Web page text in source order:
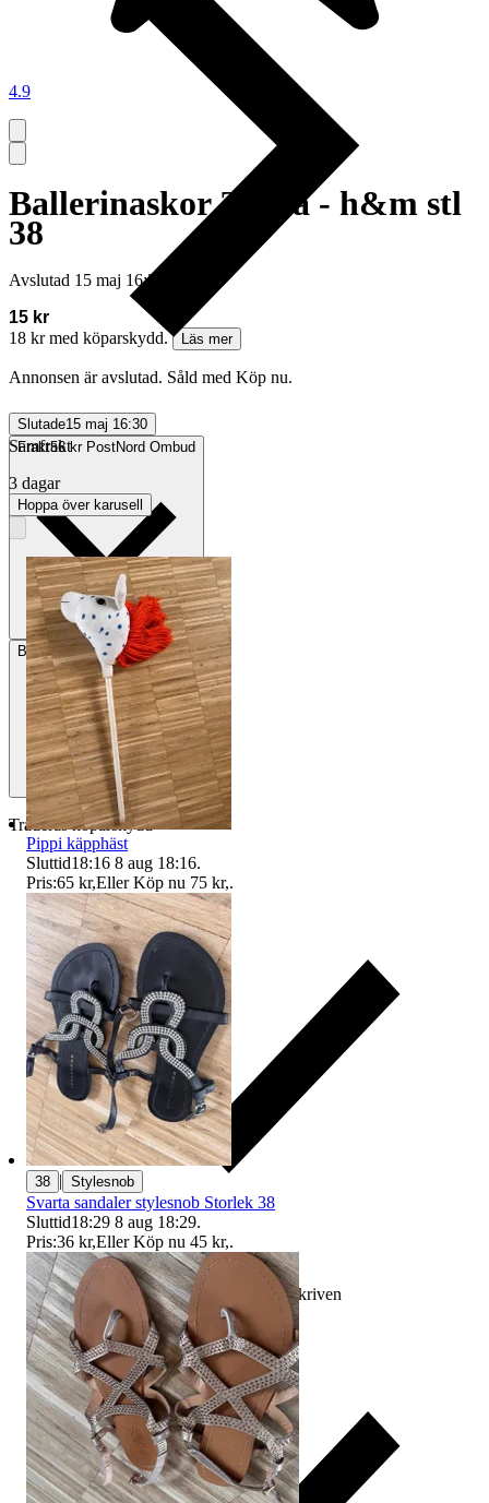
4.9
Ballerinaskor Zebra - h&m stl
38
Avslutad 15 maj 16:30
15 kr
18 kr med köparskydd.
Läs mer
Annonsen är avslutad. Såld med Köp nu.
Slutade15 maj 16:30
Frakt56 kr PostNord Ombud
BetalningVia Tradera
Traderas köparskydd
Ersättning om varan inte är som beskriven
Samfrakt
3 dagar
Hoppa över karusell
Pippi käpphäst
Sluttid18:16 8 aug 18:16.
Pris:65 kr,Eller Köp nu 75 kr,.
38 | Stylesnob
Svarta sandaler stylesnob Storlek 38
Sluttid18:29 8 aug 18:29.
Pris:36 kr,Eller Köp nu 45 kr,.